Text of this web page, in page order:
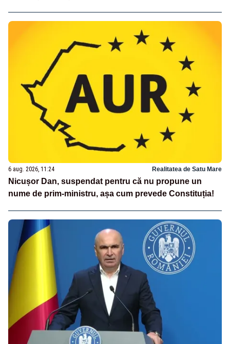
6 aug. 2026, 11:24 Realitatea de Satu Mare
Nicușor Dan, suspendat pentru că nu propune un
nume de prim-ministru, așa cum prevede Constituția!